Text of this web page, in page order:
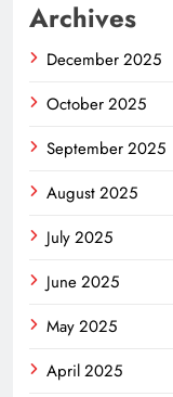
Archives
December 2025
October 2025
September 2025
August 2025
July 2025
June 2025
May 2025
April 2025